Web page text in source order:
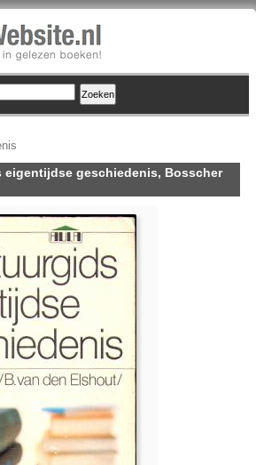
eigentijdse geschiedenis, Bosscher